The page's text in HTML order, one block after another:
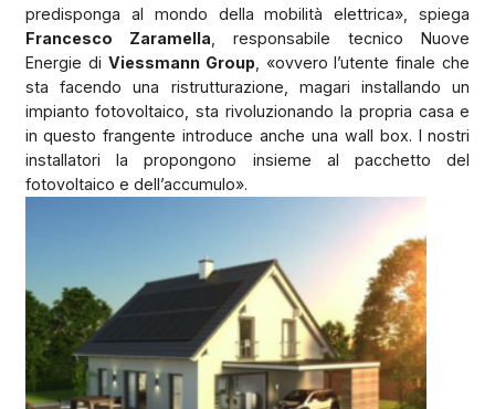
predisponga al mondo della mobilità elettrica», spiega
Francesco Zaramella , responsabile tecnico Nuove
Energie di Viessmann Group , «ovvero l’utente finale che
sta facendo una ristrutturazione, magari installando un
impianto fotovoltaico, sta rivoluzionando la propria casa e
in questo frangente introduce anche una wall box. I nostri
installatori la propongono insieme al pacchetto del
fotovoltaico e dell’accumulo».